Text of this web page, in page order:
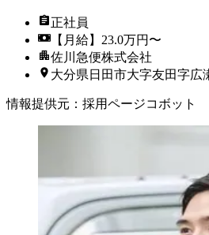
正社員
【月給】23.0万円〜
佐川急便株式会社
大分県日田市大字友田字広
情報提供元 ： 採用ページコボット